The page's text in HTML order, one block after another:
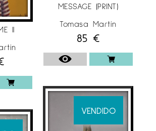
Màlaga
Osaka (Japó)
Barcelona «Comunicació»
WIN. Tòquio (Japó)
II
MESSAGE (PRINT)
Tomasa Martín
85 €
VENDIDO